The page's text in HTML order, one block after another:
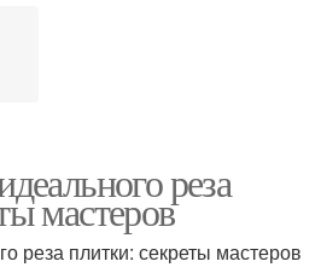
реза
мастеров
реза плитки: секреты мастеров